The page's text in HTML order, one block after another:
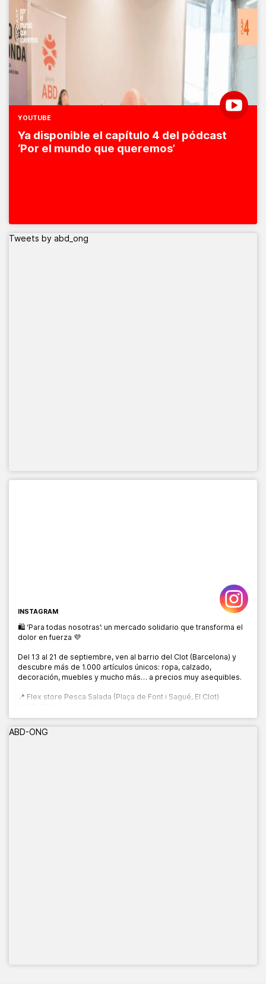
YOUTUBE
Ya disponible el capítulo 4 del pódcast
‘Por el mundo que queremos’
Tweets by abd_ong
INSTAGRAM
🛍️ ‘Para todas nosotras’: un mercado solidario que transforma el
dolor en fuerza 💜
Del 13 al 21 de septiembre, ven al barrio del Clot (Barcelona) y
descubre más de 1.000 artículos únicos: ropa, calzado,
decoración, muebles y mucho más… a precios muy asequibles.
📍 Flex store Pesca Salada (Plaça de Font i Sagué, El Clot)
🕙 10:00 a 20:00 h
ABD-ONG